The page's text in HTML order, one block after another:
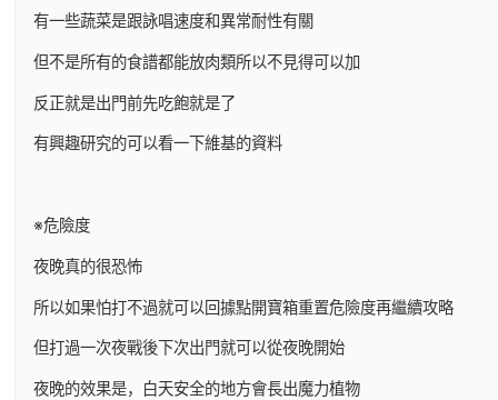
有一些蔬菜是跟詠唱速度和異常耐性有關
但不是所有的食譜都能放肉類所以不見得可以加
反正就是出門前先吃飽就是了
有興趣研究的可以看一下維基的資料
※危險度
夜晚真的很恐怖
所以如果怕打不過就可以回據點開寶箱重置危險度再繼續攻略
但打過一次夜戰後下次出門就可以從夜晚開始
夜晚的效果是，白天安全的地方會長出魔力植物